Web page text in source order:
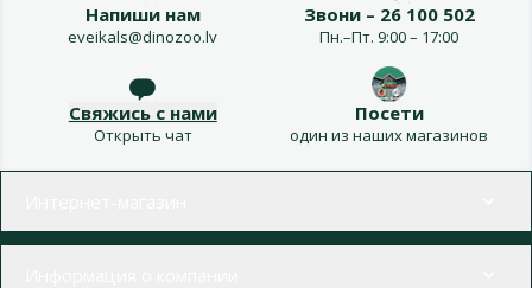
Напиши нам
eveikals@dinozoo.lv
Звони – 26 100 502
Пн.–Пт. 9:00 – 17:00
Свяжись с нами
Открыть чат
Посети
один из наших магазинов